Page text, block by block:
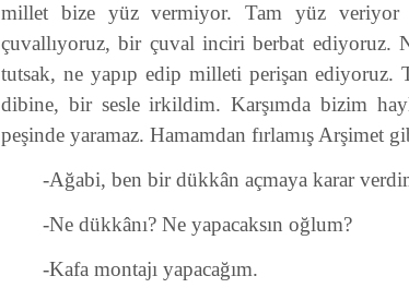
millet bize yüz vermiyor. Tam yüz
çuvallıyoruz, bir çuval inciri berbat ediyoruz.
tutsak, ne yapıp edip milleti perişan ediyoruz.
dibine, bir sesle irkildim. Karşımda bizim
peşinde yaramaz. Hamamdan fırlamış Arşimet
-Ağabi, ben bir dükkân açmaya karar
-Ne dükkânı? Ne yapacaksın oğlum?
-Kafa montajı yapacağım.